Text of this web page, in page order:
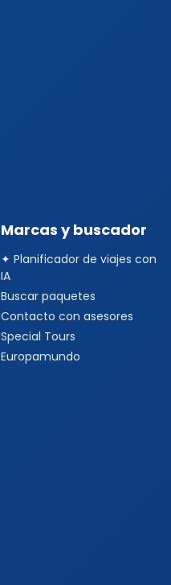
Marcas y buscador
✦ Planificador de viajes con
IA
Buscar paquetes
Contacto con asesores
Special Tours
Europamundo